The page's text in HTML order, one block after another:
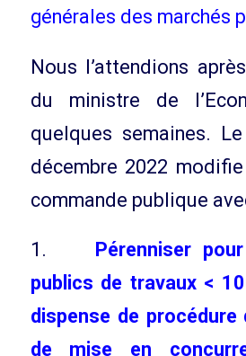
générales des marchés
Nous l’attendions
du ministre de
quelques semaines.
décembre 2022
commande publique
1.
Pérenniser
publics de travaux <
dispense de
de mise en